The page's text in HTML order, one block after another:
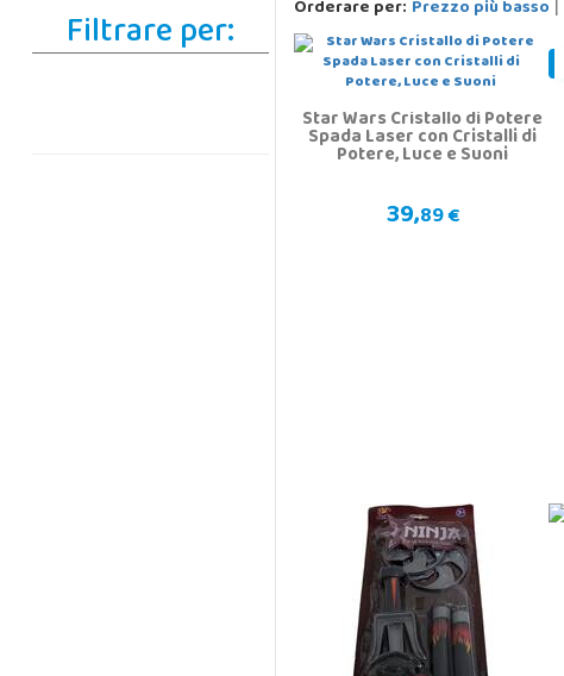
Filtrare per: Orderare per: Prezzo più basso |
Star Wars Cristallo di Potere
Spada Laser con Cristalli di
Potere, Luce e Suoni
39,89 €